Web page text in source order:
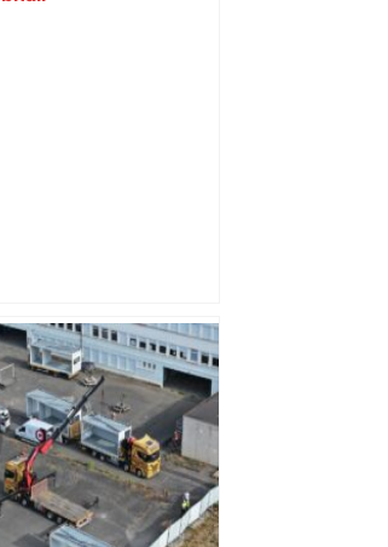
: la fibre éthique
– ladepeche.fr